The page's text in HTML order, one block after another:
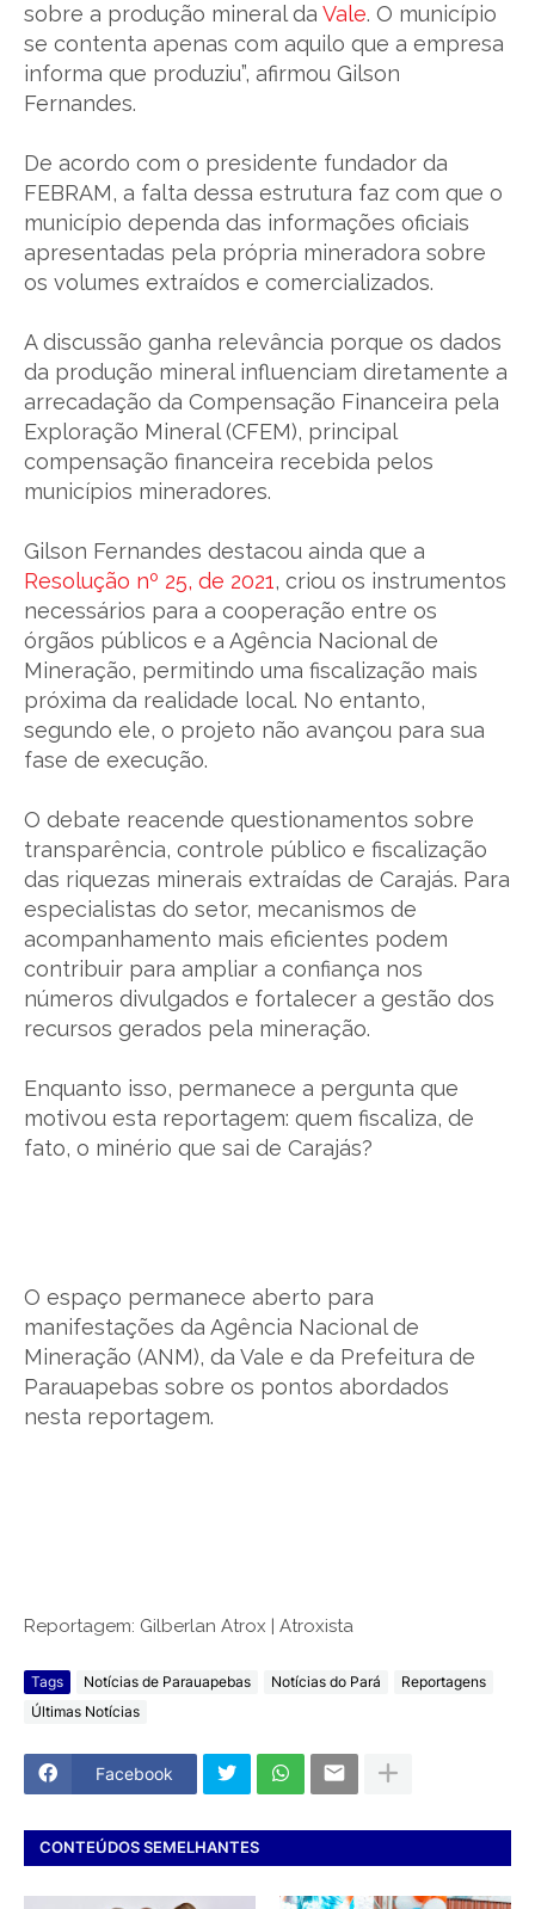
sobre a produção mineral da Vale. O município
se contenta apenas com aquilo que a empresa
informa que produziu”, afirmou Gilson
Fernandes.
De acordo com o presidente fundador da
FEBRAM, a falta dessa estrutura faz com que o
município dependa das informações oficiais
apresentadas pela própria mineradora sobre
os volumes extraídos e comercializados.
A discussão ganha relevância porque os dados
da produção mineral influenciam diretamente a
arrecadação da Compensação Financeira pela
Exploração Mineral (CFEM), principal
compensação financeira recebida pelos
municípios mineradores.
Gilson Fernandes destacou ainda que a
Resolução nº 25, de 2021, criou os instrumentos
necessários para a cooperação entre os
órgãos públicos e a Agência Nacional de
Mineração, permitindo uma fiscalização mais
próxima da realidade local. No entanto,
segundo ele, o projeto não avançou para sua
fase de execução.
O debate reacende questionamentos sobre
transparência, controle público e fiscalização
das riquezas minerais extraídas de Carajás. Para
especialistas do setor, mecanismos de
acompanhamento mais eficientes podem
contribuir para ampliar a confiança nos
números divulgados e fortalecer a gestão dos
recursos gerados pela mineração.
Enquanto isso, permanece a pergunta que
motivou esta reportagem: quem fiscaliza, de
fato, o minério que sai de Carajás?
O espaço permanece aberto para
manifestações da Agência Nacional de
Mineração (ANM), da Vale e da Prefeitura de
Parauapebas sobre os pontos abordados
nesta reportagem.
Reportagem: Gilberlan Atrox | Atroxista
Tags Notícias de Parauapebas Notícias do Pará
Reportagens
Últimas Notícias
Facebook
CONTEÚDOS SEMELHANTES